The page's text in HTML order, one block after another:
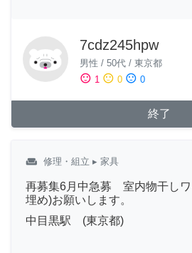
7cdz245hpw
男性 / 50代 / 東京都
sentiment_satisfied 1 sentiment_neutral 0 sentiment_dissatisfied 0
終了
weekend 修理・組立 ▸ 家具
再募集6月中急募 室内物干しワ
埋め)お願いします。
中目黒駅 (東京都)